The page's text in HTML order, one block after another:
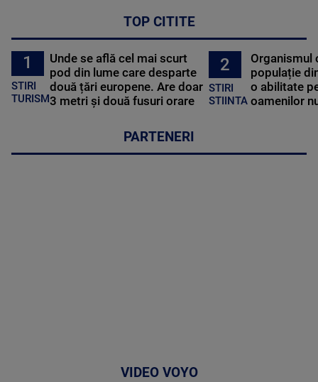
TOP CITITE
1
STIRI
TURISM
Unde se află cel mai scurt
pod din lume care desparte
două țări europene. Are doar
3 metri și două fusuri orare
2
STIRI
STIINTA
Organismul
populație
o abilitate
oamenilor
PARTENERI
VIDEO VOYO